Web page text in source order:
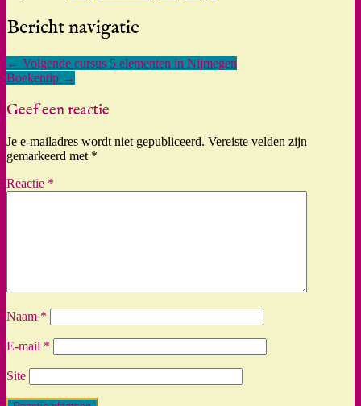
Bericht navigatie
← Volgende cursus 5 elementen in Nijmegen
Boekentip →
Geef een reactie
Je e-mailadres wordt niet gepubliceerd. Vereiste velden zijn
gemarkeerd met *
Reactie *
Naam *
E-mail *
Site